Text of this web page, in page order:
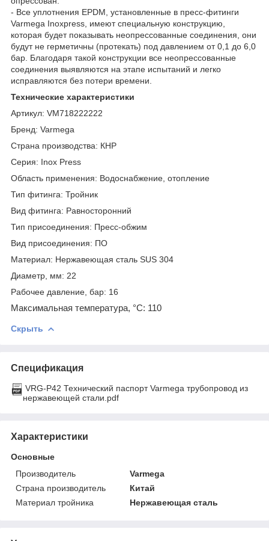
- Все уплотнения EPDM, установленные в пресс-фитинги
Varmega Inoxpress, имеют специальную конструкцию,
которая будет показывать неопрессованные соединения, они
будут не герметичны (протекать) под давлением от 0,1 до 6,0
бар. Благодаря такой конструкции все неопрессованные
соединения выявляются на этапе испытаний и легко
исправляются без потери времени.
Технические характеристики
Артикул: VM718222222
Бренд: Varmega
Страна производства: КНР
Серия: Inox Press
Область применения: Водоснабжение, отопление
Тип фитинга: Тройник
Вид фитинга: Равносторонний
Тип присоединения: Пресс-обжим
Вид присоединения: ПО
Материал: Нержавеющая сталь SUS 304
Диаметр, мм: 22
Рабочее давление, бар: 16
Максимальная температура, °С: 110
Скрыть
Спецификация
VRG-P42 Технический паспорт Varmega трубопровод из
нержавеющей стали.pdf
Характеристики
Основные
Производитель
Varmega
Страна производитель
Китай
Материал тройника
Нержавеющая сталь